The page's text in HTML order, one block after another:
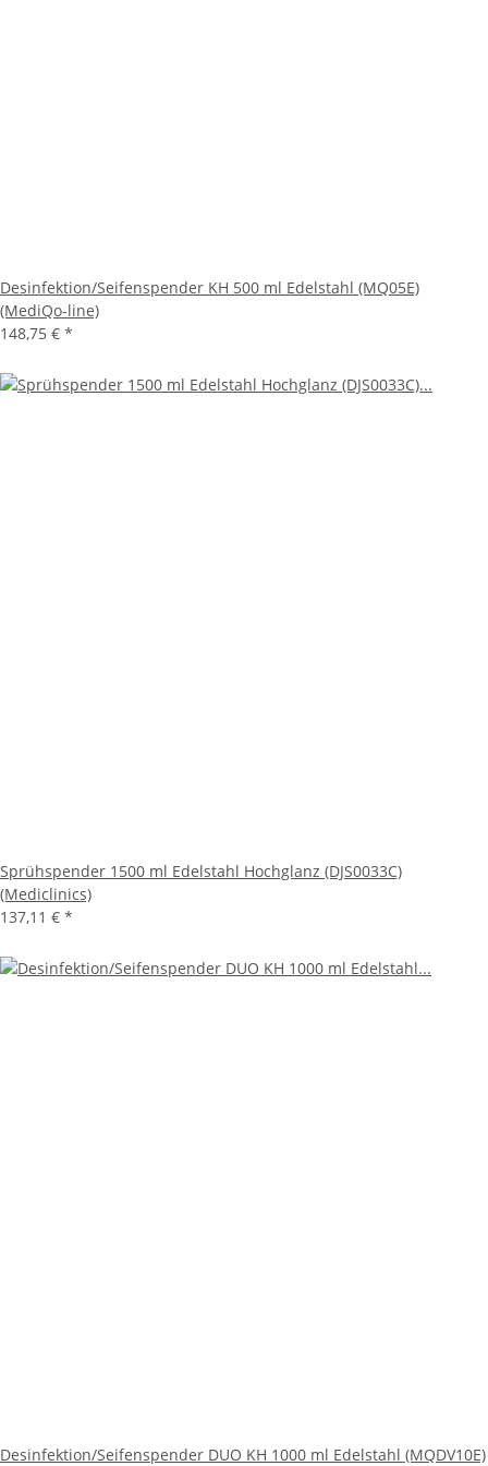
Desinfektion/Seifenspender KH 500 ml Edelstahl (MQ05E)
(MediQo-line)
148,75 € *
Sprühspender 1500 ml Edelstahl Hochglanz (DJS0033C)
(Mediclinics)
137,11 € *
Desinfektion/Seifenspender DUO KH 1000 ml Edelstahl (MQDV10E)